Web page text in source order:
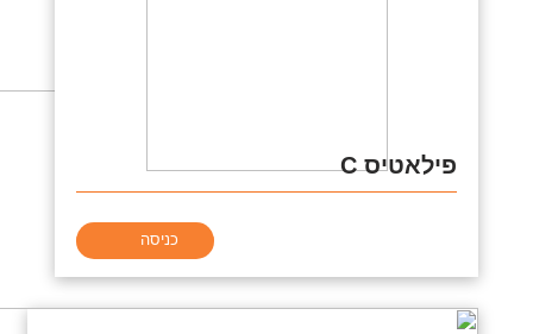
פילאטיס C
כניסה